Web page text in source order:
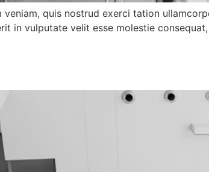
quis nostrud exerci tation
in vulputate velit esse molestie